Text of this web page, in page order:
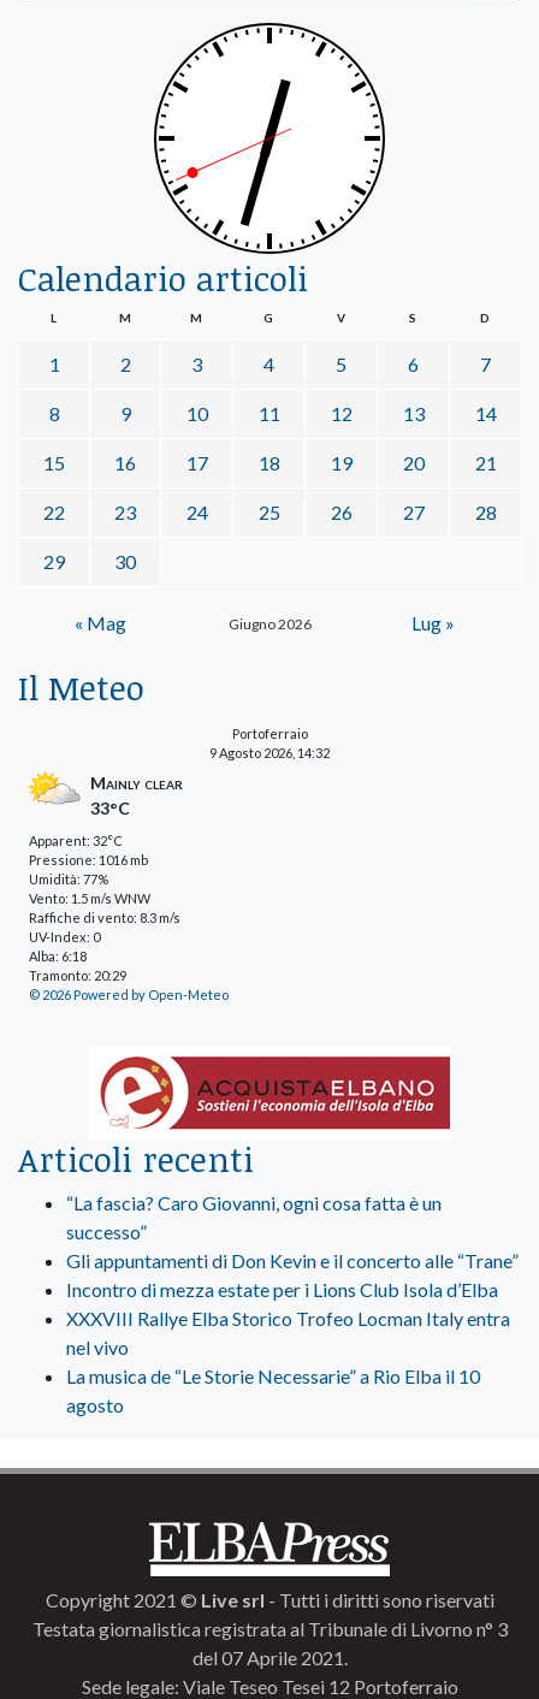
Calendario articoli
Giugno 2026
L M M G V S D
1 2 3 4 5 6 7
8 9 10 11 12 13 14
15 16 17 18 19 20 21
22 23 24 25 26 27 28
29 30
« Mag Lug »
Il Meteo
Portoferraio
9 Agosto 2026, 14:32
Mainly clear
33°C
Apparent: 32°C
Pressione: 1016 mb
Umidità: 77%
Vento: 1.5 m/s WNW
Raffiche di vento: 8.3 m/s
UV-Index: 0
Alba: 6:18
Tramonto: 20:29
© 2026 Powered by Open-Meteo
Articoli recenti
“La fascia? Caro Giovanni, ogni cosa fatta è un
successo”
Gli appuntamenti di Don Kevin e il concerto alle “Trane”
Incontro di mezza estate per i Lions Club Isola d’Elba
XXXVIII Rallye Elba Storico Trofeo Locman Italy entra
nel vivo
La musica de “Le Storie Necessarie” a Rio Elba il 10
agosto
Copyright 2021 © Live srl - Tutti i diritti sono riservati
Testata giornalistica registrata al Tribunale di Livorno n° 3
del 07 Aprile 2021.
Sede legale: Viale Teseo Tesei 12 Portoferraio